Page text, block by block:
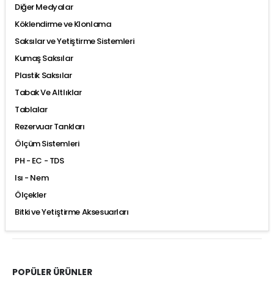
Diğer Medyalar
Köklendirme ve Klonlama
Saksılar ve Yetiştirme Sistemleri
Kumaş Saksılar
Plastik Saksılar
Tabak Ve Altlıklar
Tablalar
Rezervuar Tankları
Ölçüm Sistemleri
PH - EC - TDS
Isı - Nem
Ölçekler
Bitki ve Yetiştirme Aksesuarları
POPÜLER ÜRÜNLER